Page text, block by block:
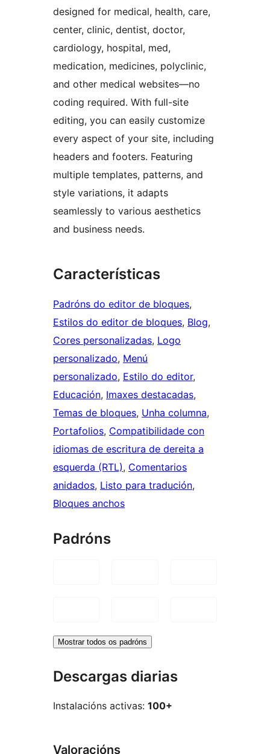
designed for medical, health, care,
center, clinic, dentist, doctor,
cardiology, hospital, med,
medication, medicines, polyclinic,
and other medical websites—no
coding required. With full-site
editing, you can easily customize
every aspect of your site, including
headers and footers. Featuring
multiple templates, patterns, and
style variations, it adapts
seamlessly to various aesthetics
and business needs.
Características
Padróns do editor de bloques
Estilos do editor de bloques, Blog
Cores personalizadas, Logo
personalizado, Menú
personalizado, Estilo do editor
Educación, Imaxes destacadas
Temas de bloques, Unha columna
Portafolios, Compatibilidade con
idiomas de escritura de dereita a
esquerda (RTL), Comentarios
anidados, Listo para tradución
Bloques anchos
Padróns
Mostrar todos os padróns
Descargas diarias
Instalacións activas: 100+
Valoracións